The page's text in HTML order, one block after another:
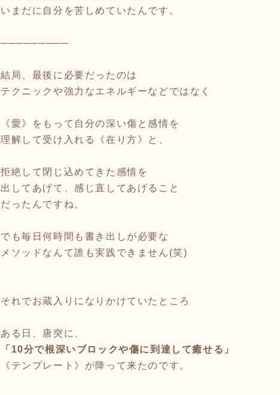
いまだに自分を苦しめていたんです。
─────────
結局、最後に必要だったのは
テクニックや強力なエネルギーなどではなく
《愛》をもって自分の深い傷と感情を
理解して受け入れる《在り方》と、
拒絶して閉じ込めてきた感情を
出してあげて、感じ直してあげること
だったんですね。
でも毎日何時間も書き出しが必要な
メソッドなんて誰も実践できません(笑)
それでお蔵入りになりかけていたところ
ある日、唐突に、
「10分で根深いブロックや傷に到達して癒せる」
《テンプレート》が降って来たのです。